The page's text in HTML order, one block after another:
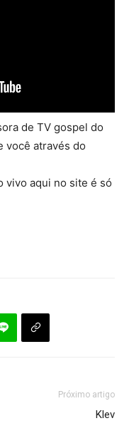
de TV gospel do
você através do
vivo aqui no site é só
Próximo artigo
Klev